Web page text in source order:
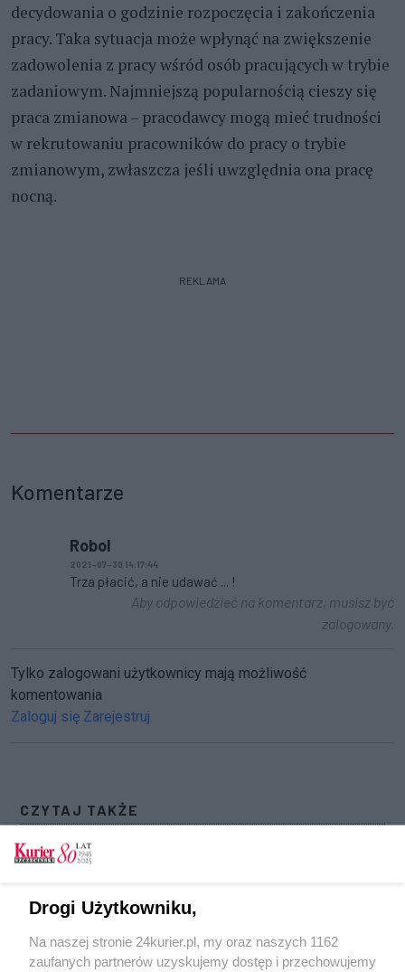
decydowania o godzinie rozpoczęcia i zakończenia
pracy. Taka sytuacja może wpłynąć na zwiększenie
zadowolenia z pracy wśród osób pracujących w trybie
zadaniowym. Najmniejszą popularnością cieszy się
praca zmianowa – pracodawcy mogą mieć trudności
w rekrutowaniu pracowników do pracy o trybie
zmianowym, zwłaszcza jeśli uwzględnia ona pracę
nocną.
REKLAMA
Komentarze
Robol
2021-07-30 14:17:44
Trza płacić, a nie udawać ... !
Aby odpowiedzieć na komentarz, musisz być
zalogowany.
Tylko zalogowani użytkownicy mają możliwość
komentowania
Zaloguj się Zarejestruj
CZYTAJ TAKŻE
Pracodawcy komentują: Wzrost płac coraz
szybszy
Pracodawcy komentują: w tym roku łatwiej o
pracę dla absolwentów
Pracodawcy komentują: Spadek bezrobocia
Drogi Użytkowniku,
Na naszej stronie 24kurier.pl, my oraz naszych 1162
zaufanych partnerów uzyskujemy dostęp i przechowujemy